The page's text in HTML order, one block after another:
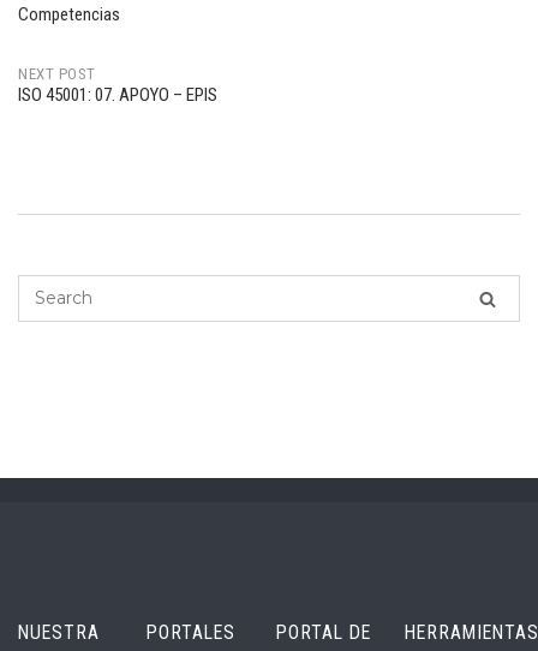
Post
navigation
Competencias
NEXT POST
ISO 45001: 07. APOYO – EPIS
NUESTRA
PORTALES
PORTAL DE